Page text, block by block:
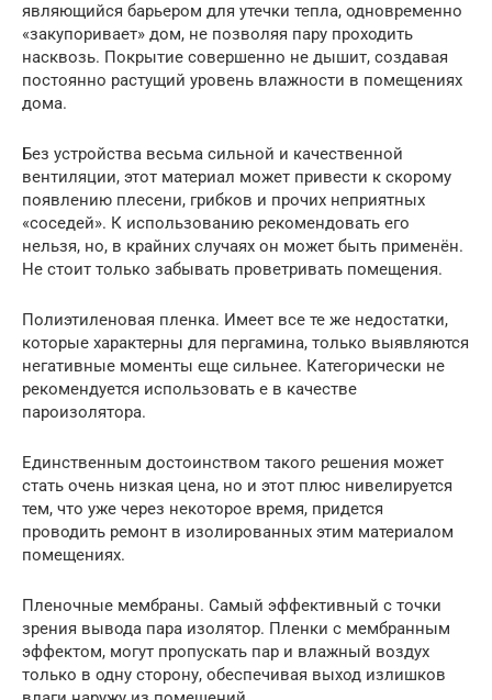
являющийся барьером для утечки тепла, одновременно
«закупоривает» дом, не позволяя пару проходить
насквозь. Покрытие совершенно не дышит, создавая
постоянно растущий уровень влажности в помещениях
дома.
Без устройства весьма сильной и качественной
вентиляции, этот материал может привести к скорому
появлению плесени, грибков и прочих неприятных
«соседей». К использованию рекомендовать его
нельзя, но, в крайних случаях он может быть применён.
Не стоит только забывать проветривать помещения.
Полиэтиленовая пленка. Имеет все те же недостатки,
которые характерны для пергамина, только выявляются
негативные моменты еще сильнее. Категорически не
рекомендуется использовать е в качестве
пароизолятора.
Единственным достоинством такого решения может
стать очень низкая цена, но и этот плюс нивелируется
тем, что уже через некоторое время, придется
проводить ремонт в изолированных этим материалом
помещениях.
Пленочные мембраны. Самый эффективный с точки
зрения вывода пара изолятор. Пленки с мембранным
эффектом, могут пропускать пар и влажный воздух
только в одну сторону, обеспечивая выход излишков